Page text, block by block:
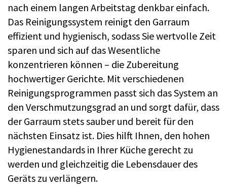
nach einem langen Arbeitstag denkbar einfach.
Das Reinigungssystem reinigt den Garraum
effizient und hygienisch, sodass Sie wertvolle Zeit
sparen und sich auf das Wesentliche
konzentrieren können – die Zubereitung
hochwertiger Gerichte. Mit verschiedenen
Reinigungsprogrammen passt sich das System an
den Verschmutzungsgrad an und sorgt dafür, dass
der Garraum stets sauber und bereit für den
nächsten Einsatz ist. Dies hilft Ihnen, den hohen
Hygienestandards in Ihrer Küche gerecht zu
werden und gleichzeitig die Lebensdauer des
Geräts zu verlängern.